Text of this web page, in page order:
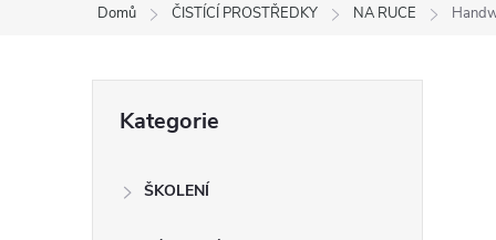
Domů ČISTÍCÍ PROSTŘEDKY NA RUCE
kategorie
Kategorie
ŠKOLENÍ